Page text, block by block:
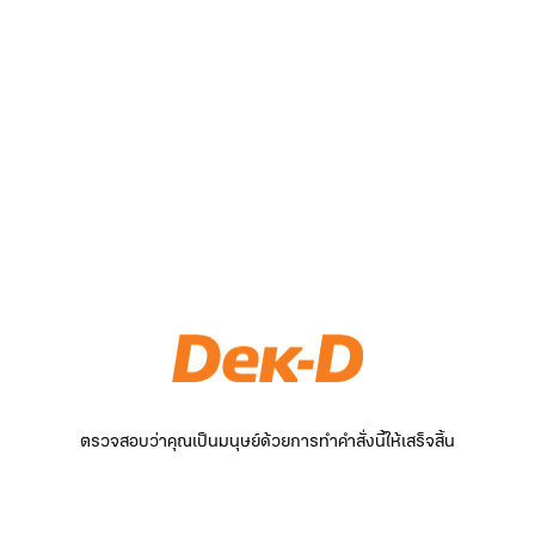
ตรวจสอบว่าคุณเป็นมนุษย์ด้วยการทำคำสั่งนี้ให้เสร็จสิ้น